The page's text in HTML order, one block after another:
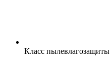
Класс пылевлагозащиты